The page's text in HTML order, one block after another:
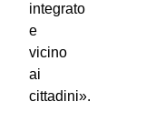
integrato
e
vicino
ai
cittadini».